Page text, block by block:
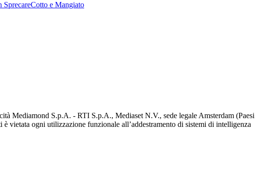
SprecareCotto e Mangiato
Mediamond S.p.A. - RTI S.p.A., Mediaset N.V., sede legale Amsterdam (Paesi
vietata ogni utilizzazione funzionale all’addestramento di sistemi di intelligenza